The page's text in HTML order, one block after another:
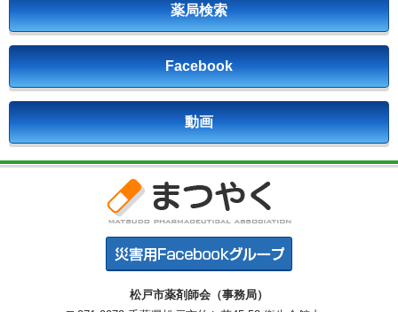
薬局検索
Facebook
動画
松戸市薬剤師会（事務局）